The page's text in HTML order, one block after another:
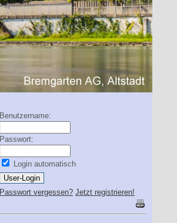
Benutzername:
Passwort:
Login automatisch
Passwort vergessen? Jetzt registrieren!